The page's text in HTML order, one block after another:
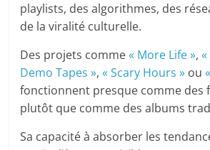
playlists, des algorithmes, des
de la viralité culturelle.
Des projets comme« More Life »,
Demo Tapes »,« Scary Hours » ou
fonctionnent presque comme des
plutôt que comme des albums
Sa capacité à absorber les